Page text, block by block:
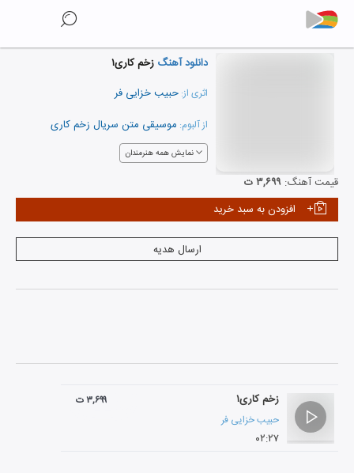
دانلود آهنگ زخم کاری۱
اثری از: حبیب خزایی فر
از آلبوم: موسیقی متن سریال زخم کاری
نمایش همه هنرمندان
قیمت آهنگ: ۳,۶۹۹ ت
افزودن به سبد خرید
ارسال هدیه
زخم کاری۱
حبیب خزایی فر
۰۲:۲۷
۳,۶۹۹ ت